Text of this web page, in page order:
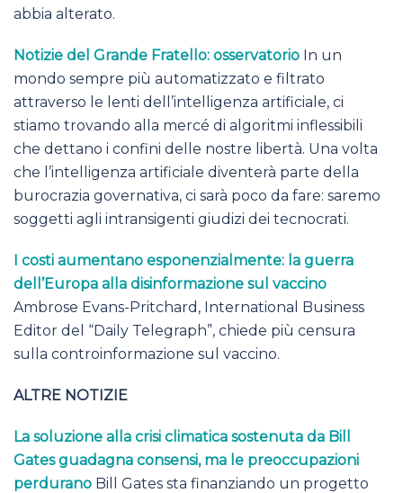
abbia alterato.
Notizie del Grande Fratello: osservatorio In un
mondo sempre più automatizzato e filtrato
attraverso le lenti dell’intelligenza artificiale, ci
stiamo trovando alla mercé di algoritmi inflessibili
che dettano i confini delle nostre libertà. Una volta
che l’intelligenza artificiale diventerà parte della
burocrazia governativa, ci sarà poco da fare: saremo
soggetti agli intransigenti giudizi dei tecnocrati.
I costi aumentano esponenzialmente: la guerra
dell’Europa alla disinformazione sul vaccino
Ambrose Evans-Pritchard, International Business
Editor del “Daily Telegraph”, chiede più censura
sulla controinformazione sul vaccino.
ALTRE NOTIZIE
La soluzione alla crisi climatica sostenuta da Bill
Gates guadagna consensi, ma le preoccupazioni
perdurano Bill Gates sta finanziando un progetto